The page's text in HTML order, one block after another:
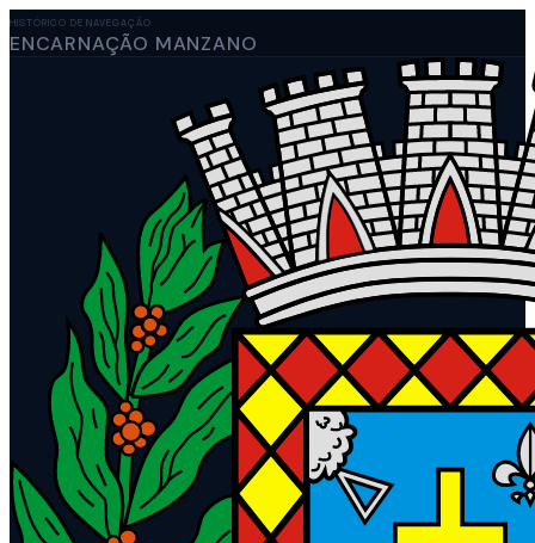
HISTÓRICO DE NAVEGAÇÃO
ENCARNAÇÃO MANZANO